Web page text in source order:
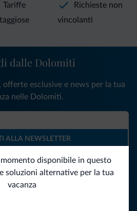
disponibile in questo
soluzioni alternative per la tua
vacanza
Tariffe
Richieste non
vincolanti
Dolomiti.it
dalle Dolomiti
offerte esclusive e news per la tua
nelle Dolomiti.
ALLA NEWSLETTER